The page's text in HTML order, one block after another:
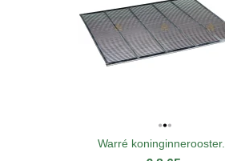
Warré koninginnerooster...